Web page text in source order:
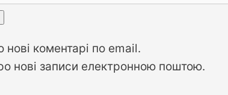
коментарі по email.
нові записи електронною поштою.